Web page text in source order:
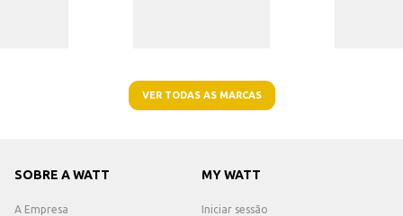
VER TODAS AS MARCAS
SOBRE A WATT
A Empresa
MY WATT
Iniciar sessão